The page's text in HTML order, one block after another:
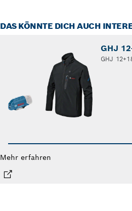
DAS KÖNNTE DICH AUCH
GHJ
GHJ
Mehr erfahren